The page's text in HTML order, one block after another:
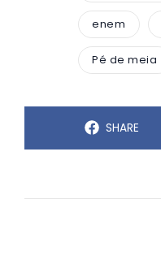
enem
Pé de meia
SHARE